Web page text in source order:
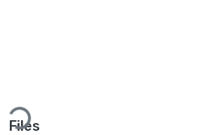
Loading...
Files